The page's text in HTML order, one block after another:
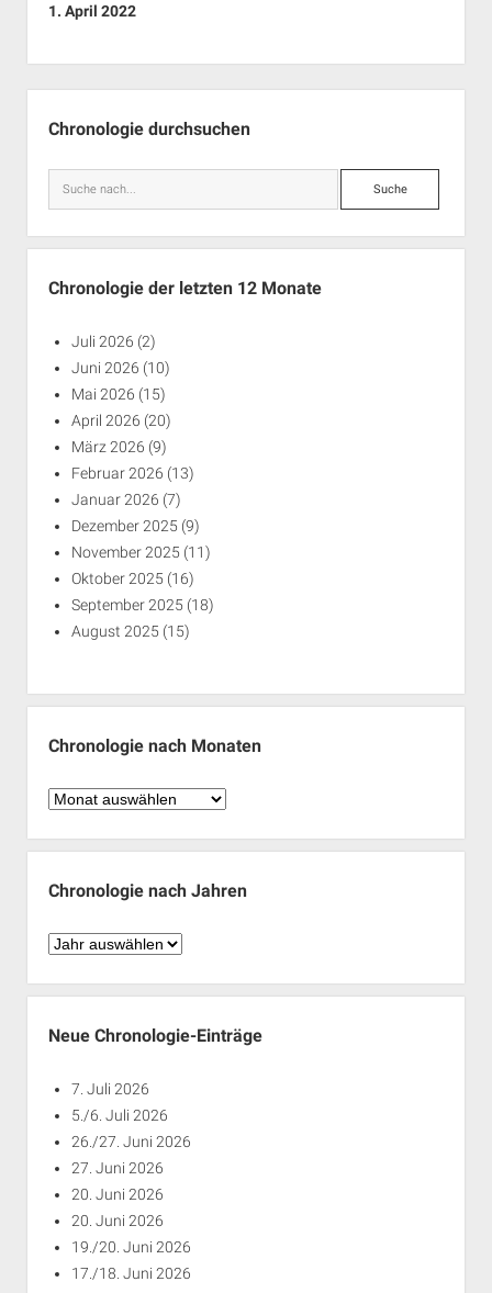
1. April 2022
Chronologie durchsuchen
Suche
Chronologie der letzten 12 Monate
Juli 2026 (2)
Juni 2026 (10)
Mai 2026 (15)
April 2026 (20)
März 2026 (9)
Februar 2026 (13)
Januar 2026 (7)
Dezember 2025 (9)
November 2025 (11)
Oktober 2025 (16)
September 2025 (18)
August 2025 (15)
Chronologie nach Monaten
Chronologie
Monaten
Chronologie nach Jahren
Chronologie
Jahren
Neue Chronologie-Einträge
7. Juli 2026
5./6. Juli 2026
26./27. Juni 2026
27. Juni 2026
20. Juni 2026
20. Juni 2026
19./20. Juni 2026
17./18. Juni 2026